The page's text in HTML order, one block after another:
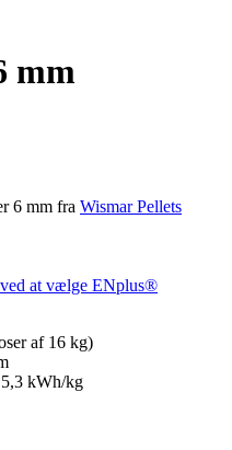
mm
6 mm fra Wismar Pellets
at vælge ENplus®
af 16 kg)
kWh/kg